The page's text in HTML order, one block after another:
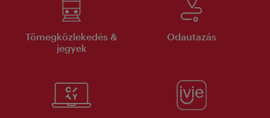
Tömegközlekedés &
jegyek
Odautazás